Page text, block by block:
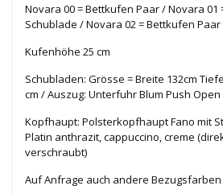
Novara 00 = Bettkufen Paar / Novara 01
Schublade /Novara 02 = Bettkufen
Kufenhöhe 25 cm
Schubladen: Grösse = Breite 132cm
cm / Auszug: Unterfuhr Blum Push Open
Kopfhaupt: Polsterkopfhaupt Fano mit
Platin anthrazit, cappuccino, creme
verschraubt)
Auf Anfrage auch andere